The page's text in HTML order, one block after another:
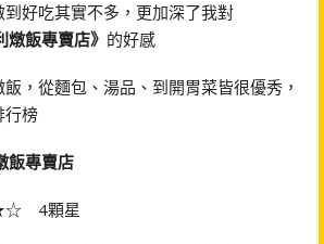
好吃其實不多，更加深了我對
燉飯專賣店》 的好感
，從麵包、湯品、到開胃菜皆很優秀，
行榜
飯專賣店
4顆星